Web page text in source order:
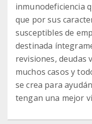
inmunodeficiencia
que por sus
susceptibles de
destinada
revisiones, deudas
muchos casos y
se crea para
tengan una mejor